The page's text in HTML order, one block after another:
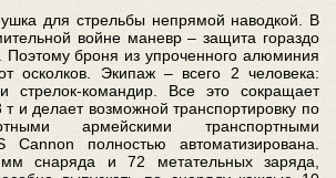
для стрельбы непрямой наводкой. В
войне маневр – защита гораздо
броня из упроченного алюминия
осколков. Экипаж – всего 2 человека:
стрелок-командир. Все это сокращает
и делает возможной транспортировку по
армейскими транспортными
Cannon полностью автоматизирована.
снаряда и 72 метательных заряда,